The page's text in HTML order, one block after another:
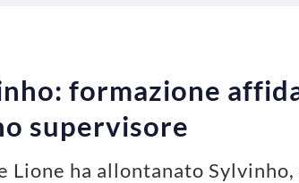
formazione
supervisore
Lione ha allontanato